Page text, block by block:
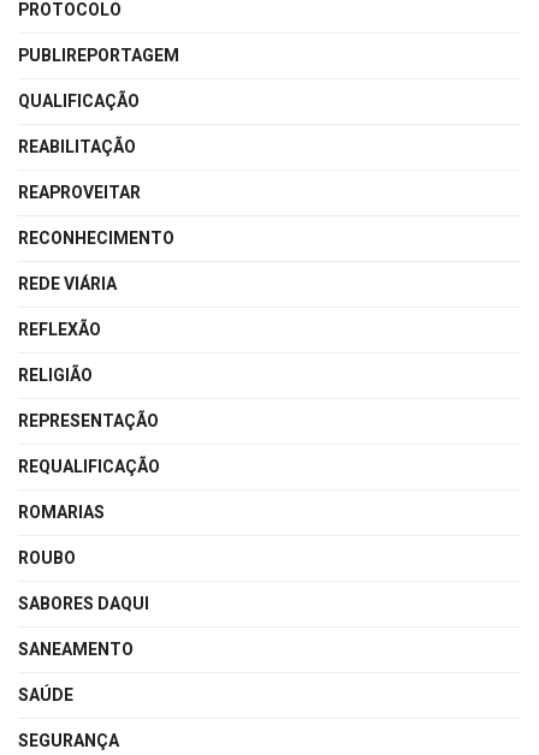
PROTOCOLO
PUBLIREPORTAGEM
QUALIFICAÇÃO
REABILITAÇÃO
REAPROVEITAR
RECONHECIMENTO
REDE VIÁRIA
REFLEXÃO
RELIGIÃO
REPRESENTAÇÃO
REQUALIFICAÇÃO
ROMARIAS
ROUBO
SABORES DAQUI
SANEAMENTO
SAÚDE
SEGURANÇA